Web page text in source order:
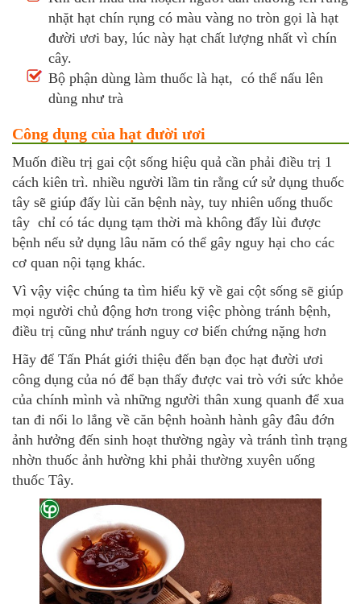
nhặt hạt chín rụng có màu vàng no tròn gọi là hạt
đười ươi bay, lúc này hạt chất lượng nhất vì chín
cây.
Bộ phận dùng làm thuốc là hạt, có thể nấu lên
dùng như trà
Công dụng của hạt đười ươi
Muốn điều trị gai cột sống hiệu quả cần phải điều trị 1
cách kiên trì. nhiều người lầm tin rằng cứ sử dụng thuốc
tây sẽ giúp đấy lùi căn bệnh này, tuy nhiên uống thuốc
tây chỉ có tác dụng tạm thời mà không đẩy lùi được
bệnh nếu sử dụng lâu năm có thể gây nguy hại cho các
cơ quan nội tạng khác.
Vì vậy việc chúng ta tìm hiểu kỹ về gai cột sống sẽ giúp
mọi người chủ động hơn trong việc phòng tránh bệnh,
điều trị cũng như tránh nguy cơ biến chứng nặng hơn
Hãy để Tấn Phát giới thiệu đến bạn đọc hạt đười ươi
công dụng của nó để bạn thấy được vai trò với sức khỏe
của chính mình và những người thân xung quanh để xua
tan đi nổi lo lắng về căn bệnh hoành hành gây đâu đớn
ảnh hưởng đến sinh hoạt thường ngày và tránh tình trạng
nhờn thuốc ảnh hường khi phải thường xuyên uống
thuốc Tây.